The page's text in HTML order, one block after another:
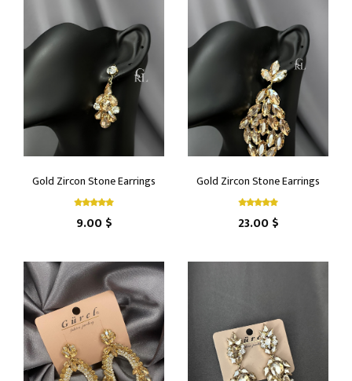
Gold Zircon Stone Earrings
9.00 $
Gold Zircon Stone Earrings
23.00 $